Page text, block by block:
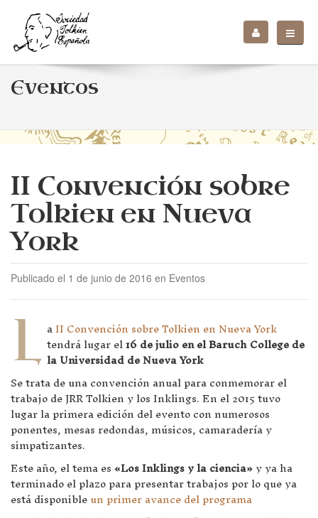
Eventos
II Convención sobre
Tolkien en Nueva
York
Publicado el 1 de junio de 2016 en Eventos
L aII Convención sobre Tolkien en Nueva York
tendrá lugar el16 de julio en el Baruch College de
la Universidad de Nueva York
Se trata de una convención anual para conmemorar el
trabajo de JRR Tolkien y los Inklings. En el 2015 tuvo
lugar la primera edición del evento con numerosos
ponentes, mesas redondas, músicos, camaradería y
simpatizantes.
Este año, el tema es«Los Inklings y la ciencia»y ya ha
terminado el plazo para presentar trabajos por lo que ya
está disponibleun primer avance del programa